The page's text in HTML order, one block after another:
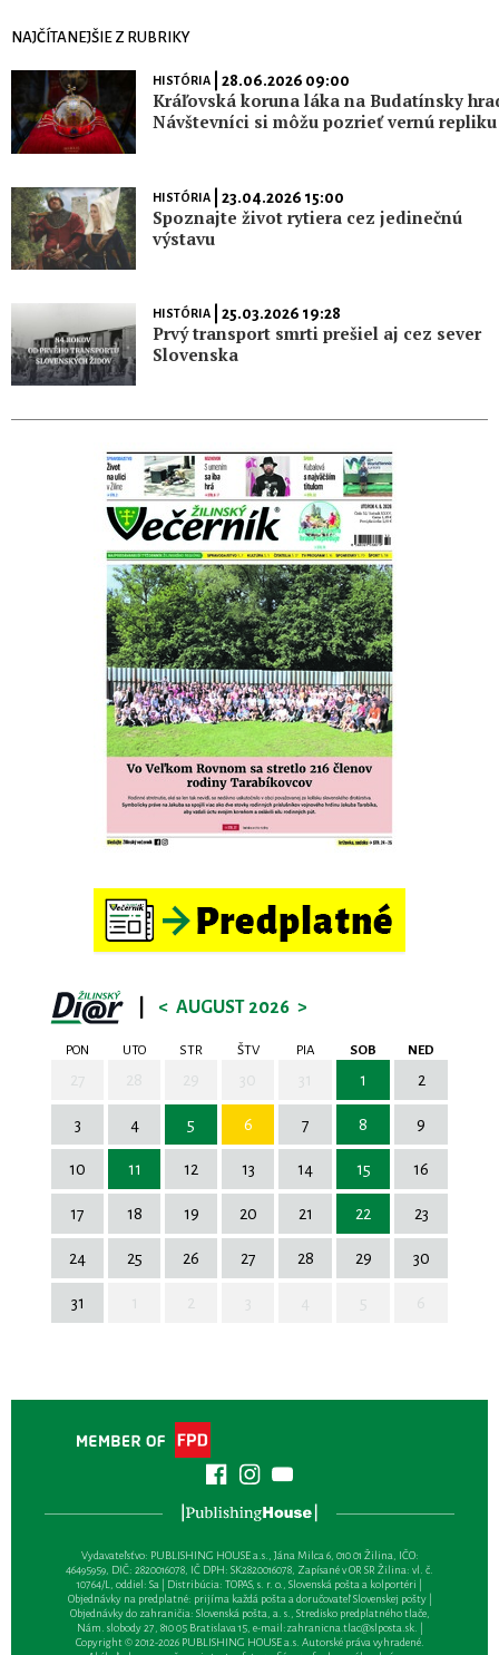
NAJČÍTANEJŠIE Z RUBRIKY
HISTÓRIA| 28.06.2026 09:00
Kráľovská koruna láka na Budatínsky
Návštevníci si môžu pozrieť vernú repliku
HISTÓRIA| 23.04.2026 15:00
Spoznajte život rytiera cez jedinečnú
výstavu
HISTÓRIA| 25.03.2026 19:28
Prvý transport smrti prešiel aj cez sever
Slovenska
< AUGUST 2026 >
PON UTO STR ŠTV PIA SOB NED
1 2
3 4 5 6 7 8 9
10 11 12 13 14 15 16
17 18 19 20 21 22 23
24 25 26 27 28 29 30
31
Vydavateľsťvo: PUBLISHING HOUSE a.s., Jána Milca 6, 010 01 Žilina, IČO:
46495959, DIČ: 2820016078, IČ DPH: SK2820016078, Zapísané v OR SR Žilina: vl. č.
10764/L, oddiel: Sa | Distribúcia: TOPAS, s. r. o., Slovenská pošta a kolportéri |
Objednávky na predplatné: prijíma každá pošta a doručovateľ Slovenskej pošty |
Objednávky do zahraničia: Slovenská pošta, a. s., Stredisko predplatného tlače,
Nám. slobody 27, 810 05 Bratislava 15, e-mail:zahranicna.tlac@slposta.sk. |
Copyright © 2012-2026 PUBLISHING HOUSE a.s. Autorské práva vyhradené.